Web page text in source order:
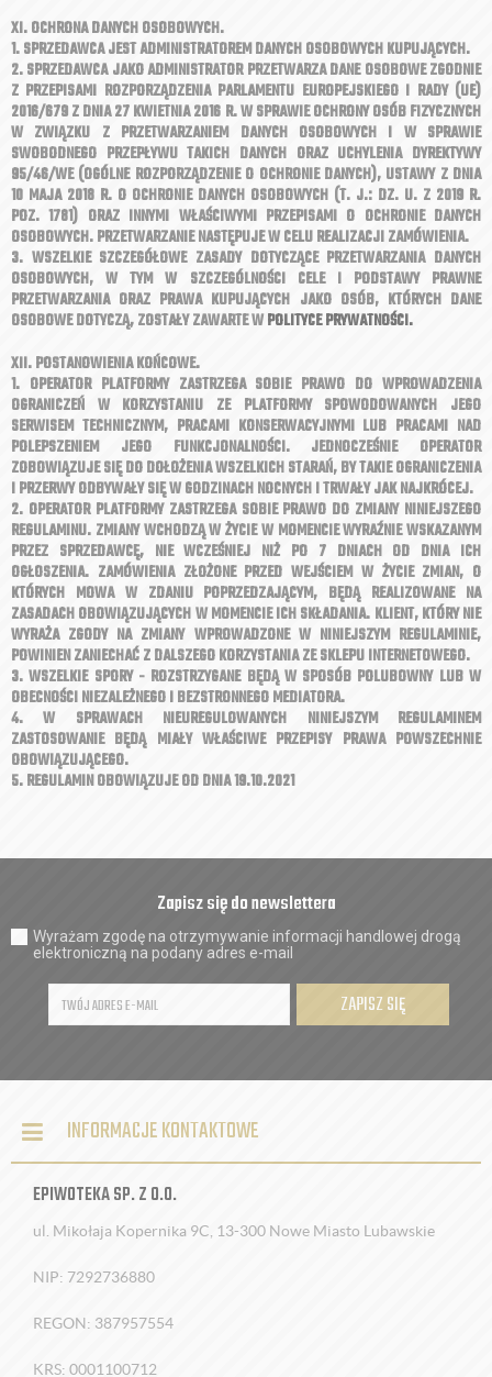
XI. OCHRONA DANYCH OSOBOWYCH.
1. SPRZEDAWCA JEST ADMINISTRATOREM DANYCH OSOBOWYCH KUPUJĄCYCH.
2. SPRZEDAWCA JAKO ADMINISTRATOR PRZETWARZA DANE OSOBOWE ZGODNIE
Z PRZEPISAMI ROZPORZĄDZENIA PARLAMENTU EUROPEJSKIEGO I RADY (UE)
2016/679 Z DNIA 27 KWIETNIA 2016 R. W SPRAWIE OCHRONY OSÓB FIZYCZNYCH
W ZWIĄZKU Z PRZETWARZANIEM DANYCH OSOBOWYCH I W SPRAWIE
SWOBODNEGO PRZEPŁYWU TAKICH DANYCH ORAZ UCHYLENIA DYREKTYWY
95/46/WE (OGÓLNE ROZPORZĄDZENIE O OCHRONIE DANYCH), USTAWY Z DNIA
10 MAJA 2018 R. O OCHRONIE DANYCH OSOBOWYCH (T. J.: DZ. U. Z 2019 R.
POZ. 1781) ORAZ INNYMI WŁAŚCIWYMI PRZEPISAMI O OCHRONIE DANYCH
OSOBOWYCH. PRZETWARZANIE NASTĘPUJE W CELU REALIZACJI ZAMÓWIENIA.
3. WSZELKIE SZCZEGÓŁOWE ZASADY DOTYCZĄCE PRZETWARZANIA DANYCH
OSOBOWYCH, W TYM W SZCZEGÓLNOŚCI CELE I PODSTAWY PRAWNE
PRZETWARZANIA ORAZ PRAWA KUPUJĄCYCH JAKO OSÓB, KTÓRYCH DANE
OSOBOWE DOTYCZĄ, ZOSTAŁY ZAWARTE WPOLITYCE PRYWATNOŚCI.
XII. POSTANOWIENIA KOŃCOWE.
1. OPERATOR PLATFORMY ZASTRZEGA SOBIE PRAWO DO WPROWADZENIA
OGRANICZEŃ W KORZYSTANIU ZE PLATFORMY SPOWODOWANYCH JEGO
SERWISEM TECHNICZNYM, PRACAMI KONSERWACYJNYMI LUB PRACAMI NAD
POLEPSZENIEM JEGO FUNKCJONALNOŚCI. JEDNOCZEŚNIE OPERATOR
ZOBOWIĄZUJE SIĘ DO DOŁOŻENIA WSZELKICH STARAŃ, BY TAKIE OGRANICZENIA
I PRZERWY ODBYWAŁY SIĘ W GODZINACH NOCNYCH I TRWAŁY JAK NAJKRÓCEJ.
2. OPERATOR PLATFORMY ZASTRZEGA SOBIE PRAWO DO ZMIANY NINIEJSZEGO
REGULAMINU. ZMIANY WCHODZĄ W ŻYCIE W MOMENCIE WYRAŹNIE WSKAZANYM
PRZEZ SPRZEDAWCĘ, NIE WCZEŚNIEJ NIŻ PO 7 DNIACH OD DNIA ICH
OGŁOSZENIA. ZAMÓWIENIA ZŁOŻONE PRZED WEJŚCIEM W ŻYCIE ZMIAN, O
KTÓRYCH MOWA W ZDANIU POPRZEDZAJĄCYM, BĘDĄ REALIZOWANE NA
ZASADACH OBOWIĄZUJĄCYCH W MOMENCIE ICH SKŁADANIA. KLIENT, KTÓRY NIE
WYRAŻA ZGODY NA ZMIANY WPROWADZONE W NINIEJSZYM REGULAMINIE,
POWINIEN ZANIECHAĆ Z DALSZEGO KORZYSTANIA ZE SKLEPU INTERNETOWEGO.
3. WSZELKIE SPORY - ROZSTRZYGANE BĘDĄ W SPOSÓB POLUBOWNY LUB W
OBECNOŚCI NIEZALEŻNEGO I BEZSTRONNEGO MEDIATORA.
4. W SPRAWACH NIEUREGULOWANYCH NINIEJSZYM REGULAMINEM
ZASTOSOWANIE BĘDĄ MIAŁY WŁAŚCIWE PRZEPISY PRAWA POWSZECHNIE
OBOWIĄZUJĄCEGO.
5. REGULAMIN OBOWIĄZUJE OD DNIA 19.10.2021
Zapisz się do newslettera
Wyrażam zgodę na otrzymywanie informacji handlowej drogą
elektroniczną na podany adres e-mail
ZAPISZ SIĘ
INFORMACJE KONTAKTOWE
EPIWOTEKA SP. Z O.O.
ul. Mikołaja Kopernika 9C, 13-300 Nowe Miasto Lubawskie
NIP: 7292736880
REGON: 387957554
KRS: 0001100712